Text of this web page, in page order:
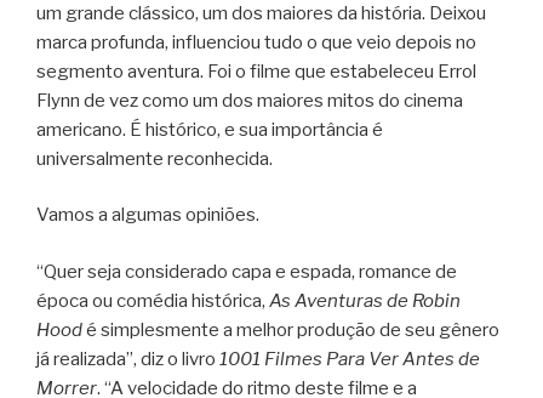
um grande clássico, um dos maiores da história. Deixou
marca profunda, influenciou tudo o que veio depois no
segmento aventura. Foi o filme que estabeleceu Errol
Flynn de vez como um dos maiores mitos do cinema
americano. É histórico, e sua importância é
universalmente reconhecida.
Vamos a algumas opiniões.
“Quer seja considerado capa e espada, romance de
época ou comédia histórica, As Aventuras de Robin
Hoodé simplesmente a melhor produção de seu gênero
já realizada”, diz o livro 1001 Filmes Para Ver Antes de
Morrer. “A velocidade do ritmo deste filme e a